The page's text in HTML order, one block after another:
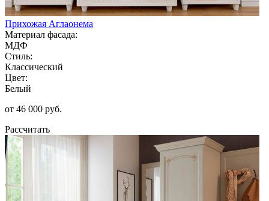
Прихожая Аглаонема
Материал фасада:
МДФ
Стиль:
Классический
Цвет:
Белый
от 46 000 руб.
Рассчитать